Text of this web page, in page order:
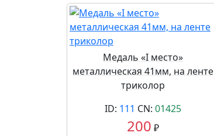
Медаль «I место»
металлическая 41мм, на ленте
триколор
ID: 111 CN: 01425
200 ₽